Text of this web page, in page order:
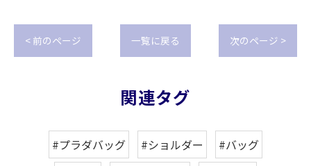
< 前のページ 一覧に戻る 次のページ >
関連タグ
#プラダバッグ #ショルダー
#バッグ